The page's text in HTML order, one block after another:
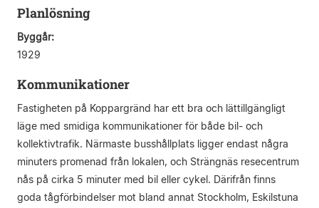
Planlösning
Byggår:
1929
Kommunikationer
Fastigheten på Koppargränd har ett bra och lättillgängligt
läge med smidiga kommunikationer för både bil- och
kollektivtrafik. Närmaste busshållplats ligger endast några
minuters promenad från lokalen, och Strängnäs resecentrum
nås på cirka 5 minuter med bil eller cykel. Därifrån finns
goda tågförbindelser mot bland annat Stockholm, Eskilstuna